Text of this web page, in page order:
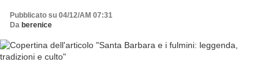
Pubblicato su 04/12/AM 07:31
Da berenice